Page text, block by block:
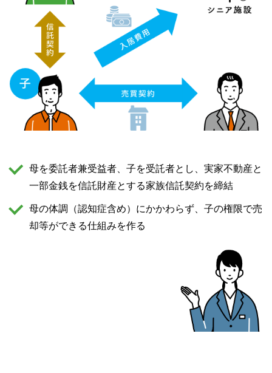
母を委託者兼受益者、子を受託者とし、実家不動産と
一部金銭を信託財産とする家族信託契約を締結
母の体調（認知症含め）にかかわらず、子の権限で売
却等ができる仕組みを作る